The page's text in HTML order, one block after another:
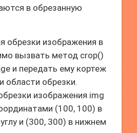
в обрезанную
обрезки изображения в
вызвать метод crop()
и передать ему кортеж
области обрезки.
изображения img
(100, 100) в
и (300, 300) в нижнем